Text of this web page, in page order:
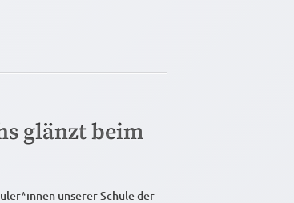
glänzt beim
unserer Schule der